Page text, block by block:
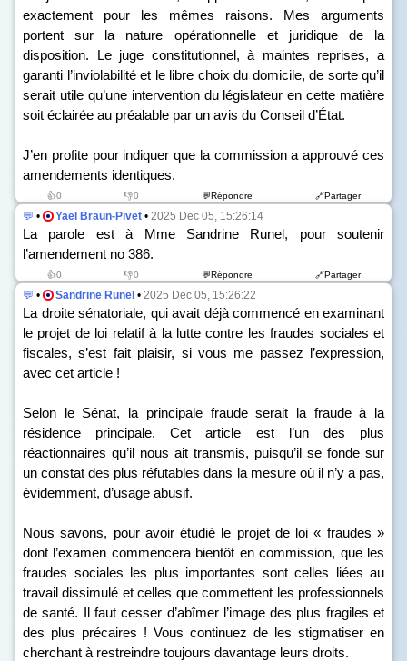
exactement pour les mêmes raisons. Mes arguments
portent sur la nature opérationnelle et juridique de la
disposition. Le juge constitutionnel, à maintes reprises, a
garanti l’inviolabilité et le libre choix du domicile, de sorte qu’il
serait utile qu’une intervention du législateur en cette matière
soit éclairée au préalable par un avis du Conseil d’État.
J’en profite pour indiquer que la commission a approuvé ces
amendements identiques.
👍0 👎0 💬Répondre 🔗Partager
💬 • Yaël Braun-Pivet • 2025 Dec 05, 15:26:14
La parole est à Mme Sandrine Runel, pour soutenir
l’amendement no 386.
👍0 👎0 💬Répondre 🔗Partager
💬 • Sandrine Runel • 2025 Dec 05, 15:26:22
La droite sénatoriale, qui avait déjà commencé en examinant
le projet de loi relatif à la lutte contre les fraudes sociales et
fiscales, s’est fait plaisir, si vous me passez l’expression,
avec cet article !
Selon le Sénat, la principale fraude serait la fraude à la
résidence principale. Cet article est l’un des plus
réactionnaires qu’il nous ait transmis, puisqu’il se fonde sur
un constat des plus réfutables dans la mesure où il n’y a pas,
évidemment, d’usage abusif.
Nous savons, pour avoir étudié le projet de loi « fraudes »
dont l’examen commencera bientôt en commission, que les
fraudes sociales les plus importantes sont celles liées au
travail dissimulé et celles que commettent les professionnels
de santé. Il faut cesser d’abîmer l’image des plus fragiles et
des plus précaires ! Vous continuez de les stigmatiser en
cherchant à restreindre toujours davantage leurs droits.